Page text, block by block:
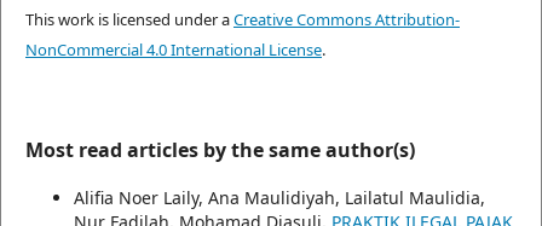
This work is licensed under aCreative Commons Attribution-
NonCommercial 4.0 International License.
Most read articles by the same author(s)
Alifia Noer Laily, Ana Maulidiyah, Lailatul Maulidia,